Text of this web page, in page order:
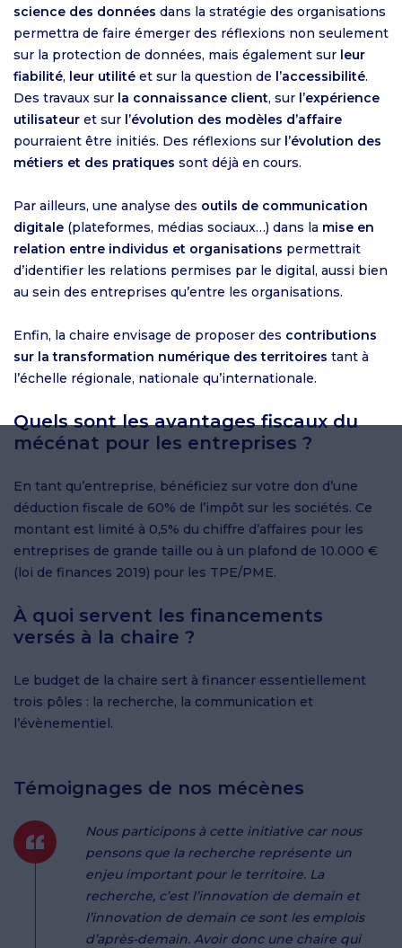
science des données dans la stratégie des organisations
permettra de faire émerger des réflexions non seulement
sur la protection de données, mais également sur leur
fiabilité, leur utilité et sur la question de l’accessibilité.
Des travaux sur la connaissance client, sur l’expérience
utilisateur et sur l’évolution des modèles d’affaire
pourraient être initiés. Des réflexions sur l’évolution des
métiers et des pratiques sont déjà en cours.
Par ailleurs, une analyse des outils de communication
digitale (plateformes, médias sociaux…) dans la mise en
relation entre individus et organisations permettrait
d’identifier les relations permises par le digital, aussi bien
au sein des entreprises qu’entre les organisations.
Enfin, la chaire envisage de proposer des contributions
sur la transformation numérique des territoires tant à
l’échelle régionale, nationale qu’internationale.
Quels sont les avantages fiscaux du
mécénat pour les entreprises ?
En tant qu’entreprise, bénéficiez sur votre don d’une
déduction fiscale de 60% de l’impôt sur les sociétés. Ce
montant est limité à 0,5% du chiffre d’affaires pour les
entreprises de grande taille ou à un plafond de 10.000 €
(loi de finances 2019) pour les TPE/PME.
À quoi servent les financements
versés à la chaire ?
Le budget de la chaire sert à financer essentiellement
trois pôles : la recherche, la communication et
l’évènementiel.
Témoignages de nos mécènes
Nous participons à cette initiative car nous
pensons que la recherche représente un
enjeu important pour le territoire. La
recherche, c’est l’innovation de demain et
l’innovation de demain ce sont les emplois
d’après-demain. Avoir donc une chaire qui